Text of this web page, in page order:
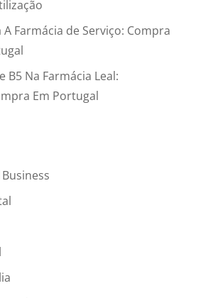
Farmácia de Serviço: Compra
B5 Na Farmácia Leal:
Em Portugal